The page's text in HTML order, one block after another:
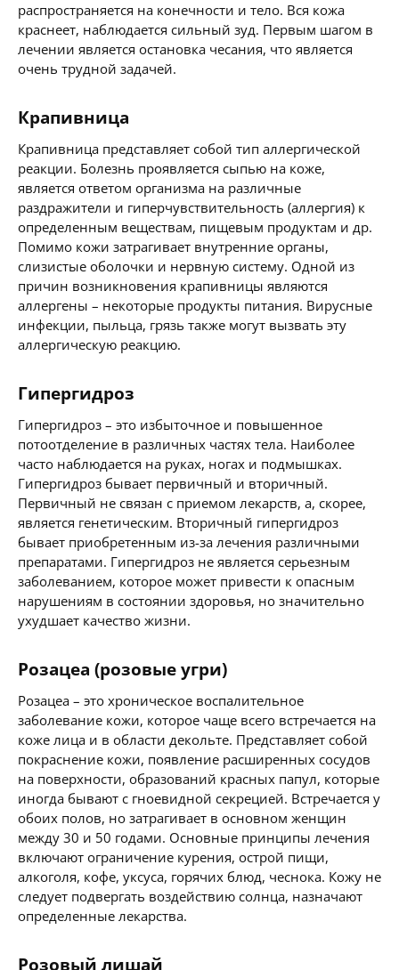
распространяется на конечности и тело. Вся кожа
краснеет, наблюдается сильный зуд. Первым шагом в
лечении является остановка чесания, что является
очень трудной задачей.
Крапивница
Крапивница представляет собой тип аллергической
реакции. Болезнь проявляется сыпью на коже,
является ответом организма на различные
раздражители и гиперчувствительность (аллергия) к
определенным веществам, пищевым продуктам и др.
Помимо кожи затрагивает внутренние органы,
слизистые оболочки и нервную систему. Одной из
причин возникновения крапивницы являются
аллергены – некоторые продукты питания. Вирусные
инфекции, пыльца, грязь также могут вызвать эту
аллергическую реакцию.
Гипергидроз
Гипергидроз – это избыточное и повышенное
потоотделение в различных частях тела. Наиболее
часто наблюдается на руках, ногах и подмышках.
Гипергидроз бывает первичный и вторичный.
Первичный не связан с приемом лекарств, а, скорее,
является генетическим. Вторичный гипергидроз
бывает приобретенным из-за лечения различными
препаратами. Гипергидроз не является серьезным
заболеванием, которое может привести к опасным
нарушениям в состоянии здоровья, но значительно
ухудшает качество жизни.
Розацеа (розовые угри)
Розацеа – это хроническое воспалительное
заболевание кожи, которое чаще всего встречается на
коже лица и в области декольте. Представляет собой
покраснение кожи, появление расширенных сосудов
на поверхности, образований красных папул, которые
иногда бывают с гноевидной секрецией. Встречается у
обоих полов, но затрагивает в основном женщин
между 30 и 50 годами. Основные принципы лечения
включают ограничение курения, острой пищи,
алкоголя, кофе, уксуса, горячих блюд, чеснока. Кожу не
следует подвергать воздействию солнца, назначают
определенные лекарства.
Розовый лишай